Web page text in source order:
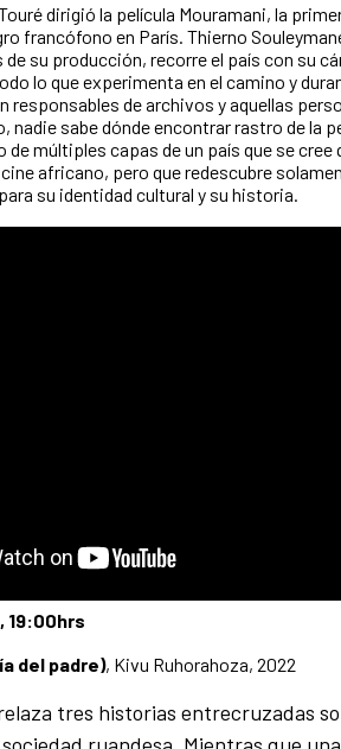
dirigió la película Mouramani, la
francófono en París. Thierno
su producción, recorre el país con su
lo que experimenta en el camino y
responsables de archivos y aquellas
nadie sabe dónde encontrar rastro de la
de múltiples capas de un país que se cree
africano, pero que redescubre
su identidad cultural y su historia.
19:00hrs
del padre), Kivu Ruhorahoza, 2022
tres historias entrecruzadas
ruandesa. Mientras que